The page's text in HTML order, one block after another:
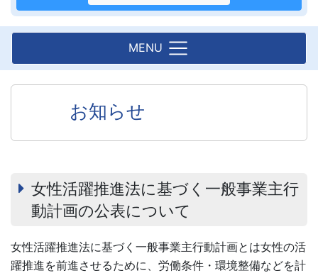
MENU
お知らせ
女性活躍推進法に基づく一般事業主行
動計画の公表について
女性活躍推進法に基づく一般事業主行動計画とは女性の活
躍推進を前進させるために、労働条件・環境整備などを計